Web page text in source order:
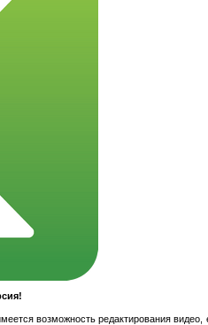
возможность редактирования видео,